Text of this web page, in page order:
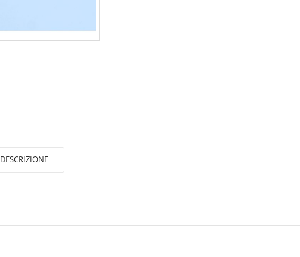
DESCRIZIONE